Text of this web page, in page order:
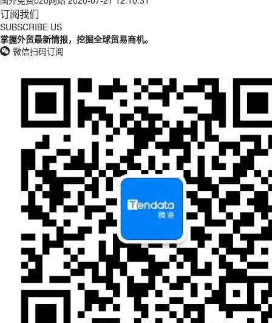
订阅我们
SUBSCRIBE US
掌握外贸最新情报，挖掘全球贸易商机。
微信扫码订阅